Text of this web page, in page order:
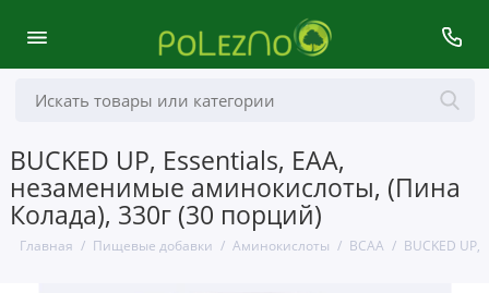
BUCKED UP, Essentials, EAA,
незаменимые аминокислоты, (Пина
Колада), 330г (30 порций)
Главная Пищевые добавки Аминокислоты BCAA BUCKED